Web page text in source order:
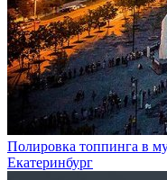
Полировка топпинга в
Екатеринбург